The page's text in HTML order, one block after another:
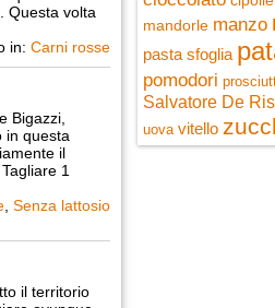
Questa volta
in: Carni rosse
Bigazzi,
in questa
il
1
Senza lattosio
il territorio
mandorle manzo
pasta sfoglia
pomodori
Salvatore De
uova vitello